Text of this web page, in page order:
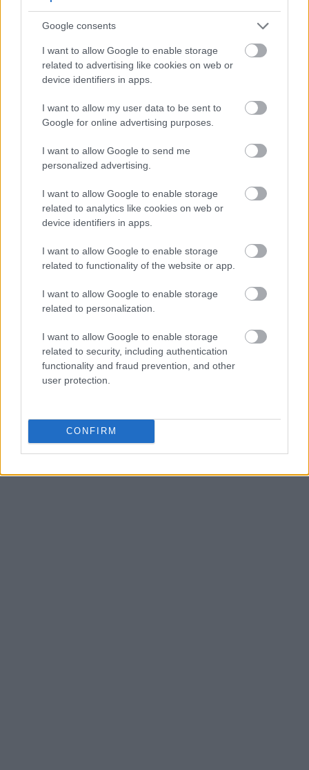
Google consents
I want to allow Google to enable storage
related to advertising like cookies on web or
device identifiers in apps.
I want to allow my user data to be sent to
Google for online advertising purposes.
I want to allow Google to send me
personalized advertising.
I want to allow Google to enable storage
related to analytics like cookies on web or
device identifiers in apps.
I want to allow Google to enable storage
related to functionality of the website or app.
I want to allow Google to enable storage
related to personalization.
I want to allow Google to enable storage
related to security, including authentication
functionality and fraud prevention, and other
user protection.
CONFIRM
Η αρχή του τέλους;
Η ιστορία εξαπλώθηκε παντού. Από τότε, η Chrissy
Teigen άρχισε να χάνει ορισμένες συμφωνίες που
είχε και κάποιες προωθητικές ενέργειες. Το Page
Six κήρυξε την Teigen ως «μυστικό νταή». Ο Pete
Davidson αστειεύτηκε στο Saturday Night Live ότι
«το ότι βγάλαμε την Chrissy Teigen από τη ζωή
μας» ήταν ένα από τα μόνα καλά πράγματα τον
περασμένο χρόνο.